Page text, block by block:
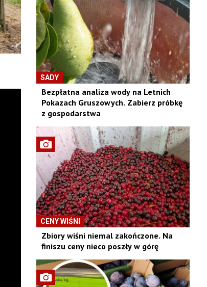
SADY
Bezpłatna analiza wody na Letnich
Pokazach Gruszowych. Zabierz próbkę
z gospodarstwa
CENY WIŚNI
Zbiory wiśni niemal zakończone. Na
finiszu ceny nieco poszły w górę